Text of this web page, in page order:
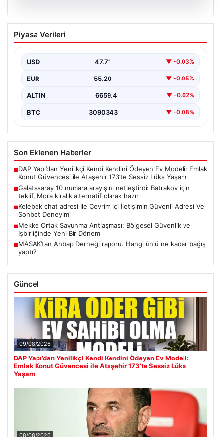
Galatasaray 10 numara arayışını
netleştirdi: Batrakov için teklif, Mora
Galatasaray yönetimi, yaratıcı oyun kurucu arayışında
Piyasa Verileri
USD 47.71 ▼ -0.03%
EUR 55.20 ▼ -0.05%
ALTIN 6659.4 ▼ -0.02%
BTC 3090343 ▼ -0.08%
Son Eklenen Haberler
■DAP Yapı’dan Yenilikçi Kendi Kendini Ödeyen Ev Modeli: Emlak
Konut Güvencesi ile Ataşehir 173’te Sessiz Lüks Yaşam
■Galatasaray 10 numara arayışını netleştirdi: Batrakov için
teklif, Mora kiralık alternatif olarak hazır
■Kelebek chat adresi İle Çevrim içi İletişimin Güvenli Adresi Ve
Sohbet Deneyimi
■Mekke Ortak Savunma Antlaşması: Bölgesel Güvenlik ve
İşbirliğinde Yeni Bir Dönem
■MASAK’tan Ahbap Derneği raporu. Hangi ünlü ne kadar bağış
yaptı?
Güncel
09/08/2026
DAP Yapı’dan Yenilikçi Kendi Kendini Ödeyen Ev Modeli:
Emlak Konut Güvencesi ile Ataşehir 173’te Sessiz Lüks
Yaşam
08/08/2026